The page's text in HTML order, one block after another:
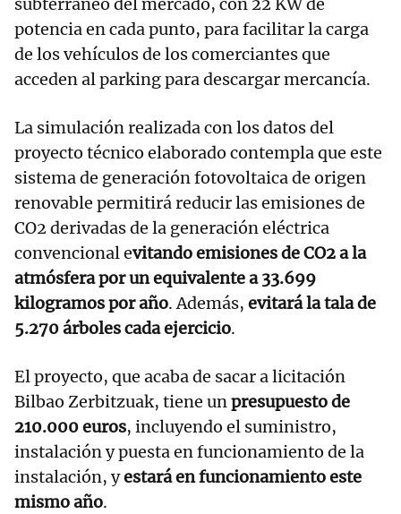
subterráneo del mercado, con 22 KW de
potencia en cada punto, para facilitar la carga
de los vehículos de los comerciantes que
acceden al parking para descargar mercancía.
La simulación realizada con los datos del
proyecto técnico elaborado contempla que este
sistema de generación fotovoltaica de origen
renovable permitirá reducir las emisiones de
CO2 derivadas de la generación eléctrica
convencional evitando emisiones de CO2 a la
atmósfera por un equivalente a 33.699
kilogramos por año. Además, evitará la tala de
5.270 árboles cada ejercicio.
El proyecto, que acaba de sacar a licitación
Bilbao Zerbitzuak, tiene unpresupuesto de
210.000 euros, incluyendo el suministro,
instalación y puesta en funcionamiento de la
instalación, yestará en funcionamiento este
mismo año.